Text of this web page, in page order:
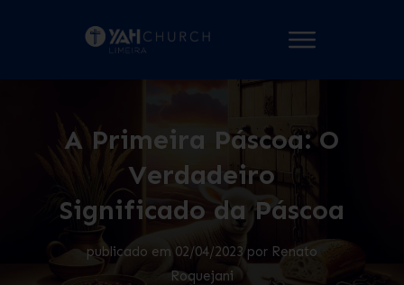
A Primeira Páscoa: O
Verdadeiro
Significado da Páscoa
publicado em 02/04/2023por Renato
Roquejani